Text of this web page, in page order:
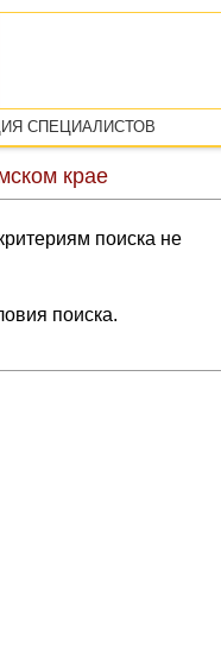
СПЕЦИАЛИСТОВ
крае
поиска не
поиска.